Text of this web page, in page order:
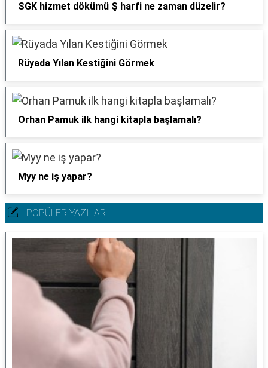
SGK hizmet dökümü Ş harfi ne zaman düzelir?
Rüyada Yılan Kestiğini Görmek
Orhan Pamuk ilk hangi kitapla başlamalı?
Myy ne iş yapar?
POPÜLER YAZILAR